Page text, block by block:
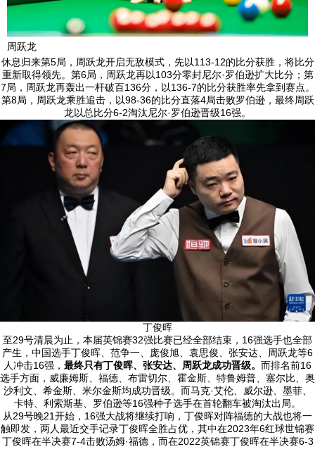
周跃龙
休息归来第5局，周跃龙开启无敌模式，先以113-12的比分获胜，将比分
重新取得领先。第6局，周跃龙再以103分零封尼尔·罗伯逊扩大比分；第
7局，周跃龙再轰出一杆破百136分，以136-7的比分获胜率先拿到赛点。
第8局，周跃龙乘胜追击，以98-36的比分直落4局击败罗伯逊，最终周跃
龙以总比分6-2淘汰尼尔·罗伯逊晋级16强。
丁俊晖
至29号清晨为止，本届英锦赛32强比赛已经全部结束，16强选手也全部
产生，中国选手丁俊晖、范争一、庞俊旭、袁思俊、张安达、周跃龙等6
人冲击16强， 最终只有丁俊晖、张安达、周跃龙成功晋级。 而排名前16
选手方面，威廉姆斯、福德、布雷切尔、霍金斯、特鲁姆普、塞尔比、奥
沙利文、希金斯、米尔金斯均成功晋级。而马克·艾伦、威尔逊、墨菲、
卡特、利索斯基、罗伯逊等16强种子选手在首轮翻车被淘汰出局。
从29号晚21开始，16强大战将继续打响，丁俊晖对阵福德的大战也将一
触即发，两人最近交手记录丁俊晖全胜占优，其中在2023年6红球世锦赛
丁俊晖在半决赛7-4击败汤姆·福德，而在2022英锦赛丁俊晖在半决赛6-3